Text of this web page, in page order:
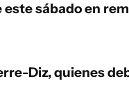
sábado en
Diz, quienes